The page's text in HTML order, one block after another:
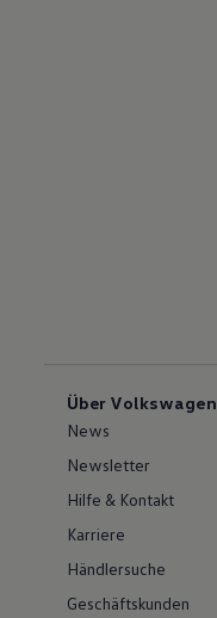
Über Volkswagen
News
Newsletter
Hilfe & Kontakt
Karriere
Händlersuche
Geschäftskunden